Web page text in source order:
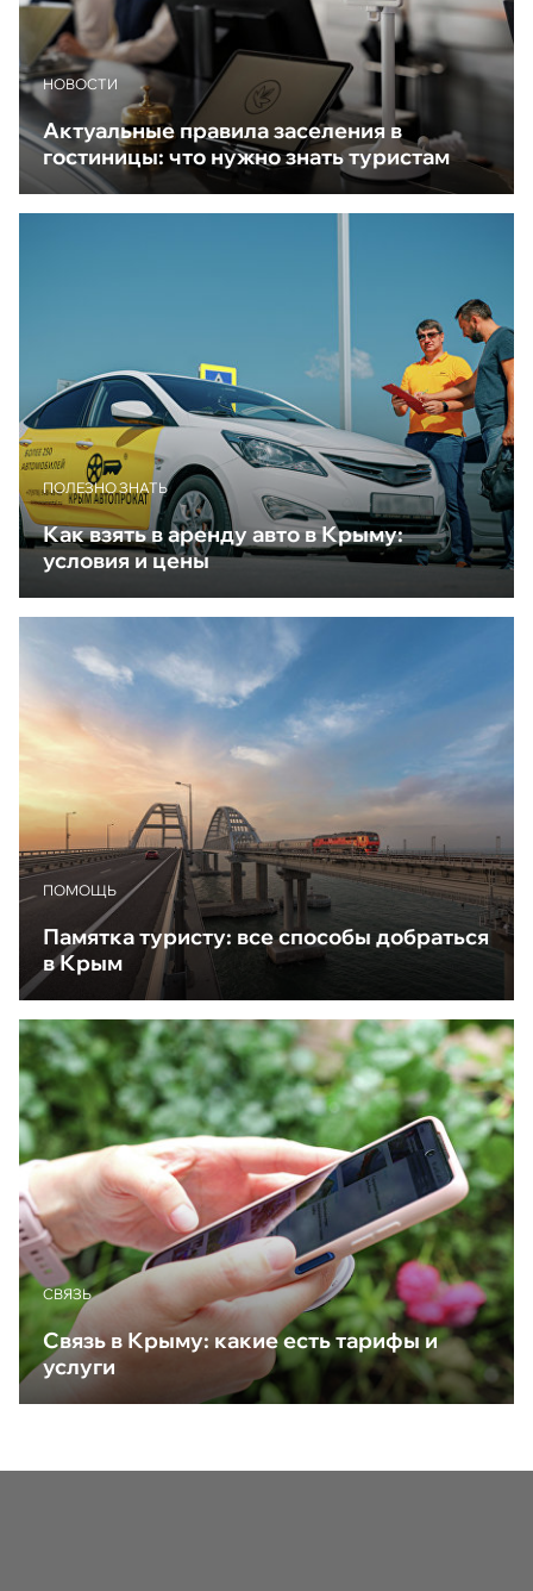
НОВОСТИ
Актуальные правила заселения в
гостиницы: что нужно знать туристам
ПОЛЕЗНО ЗНАТЬ
Как взять в аренду авто в Крыму:
условия и цены
ПОМОЩЬ
Памятка туристу: все способы добраться
в Крым
CВЯЗЬ
Связь в Крыму: какие есть тарифы и
услуги